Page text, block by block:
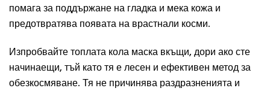
помага за поддържане на гладка и мека кожа и
предотвратява появата на врастнали косми.
Изпробвайте топлата кола маска вкъщи, дори ако сте
начинаещи, тъй като тя е лесен и ефективен метод за
обезкосмяване. Тя не причинява раздразненията и